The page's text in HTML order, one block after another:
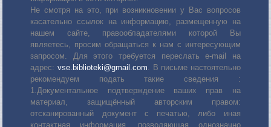
Не смотря на это, при возникновении у Вас вопросов
касательно ссылок на информацию, размещенную на
нашем сайте, правообладателями которой Вы
являетесь, просим обращаться к нам с интересующим
запросом. Для этого требуется переслать е-mail на
адрес: vse.biblioteki@gmail.com. В письме настоятельно
рекомендуем подать такие сведения :
1.Документальное подтверждение ваших прав на
материал, защищённый авторским правом:
отсканированный документ с печатью, либо иная
контактная информация, позволяющая однозначно